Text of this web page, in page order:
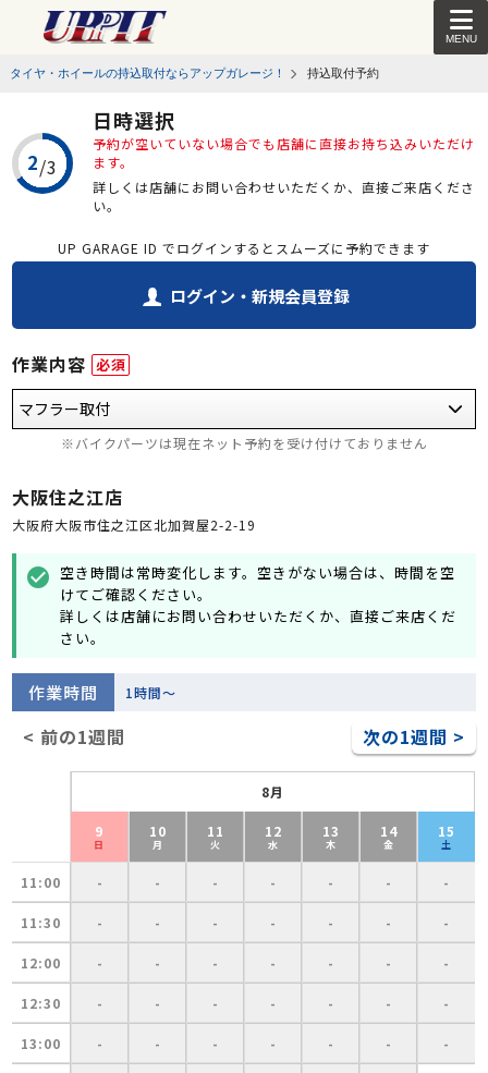
MENU
タイヤ・ホイールの持込取付ならアップガレージ！ 持込取付予約
日時選択
予約が空いていない場合でも店舗に直接お持ち込みいただけ
ます。
詳しくは店舗にお問い合わせいただくか、直接ご来店くださ
い。
UP GARAGE ID でログインするとスムーズに予約できます
ログイン・新規会員登録
作業内容 必須
※バイクパーツは現在ネット予約を受け付けておりません
大阪住之江店
大阪府大阪市住之江区北加賀屋2-2-19
check_circle 空き時間は常時変化します。空きがない場合は、時間を空
けてご確認ください。
詳しくは店舗にお問い合わせいただくか、直接ご来店くだ
さい。
作業時間 1時間～
< 前の1週間 次の1週間 >
8月
9
日
10
月
11
火
12
水
13
木
14
金
15
土
11:00 - - - - - - -
11:30 - - - - - - -
12:00 - - - - - - -
12:30 - - - - - - -
13:00 - - - - - - -